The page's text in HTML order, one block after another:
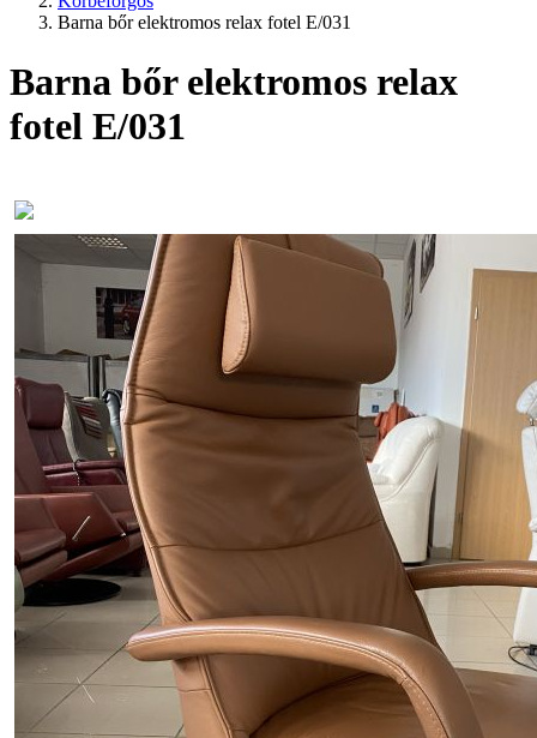
Barna bőr elektromos relax fotel E/031
Barna bőr elektromos relax
fotel E/031